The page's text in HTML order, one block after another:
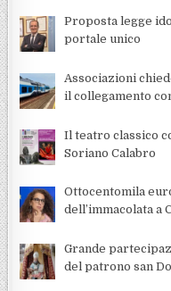
Proposta legge
portale unico
Associazioni
il collegamento
Il teatro classico
Soriano Calabro
Ottocentomila
dell’immacolata a
Grande
del patrono san